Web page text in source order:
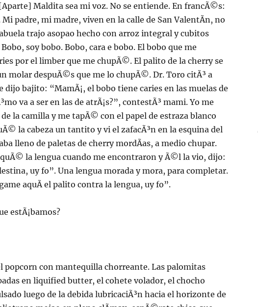
Maldita sea mi voz. No se entiende. En francÃ©s:
Mi padre, mi madre, viven en la calle de San ValentÃ­n, no
trajo asopao hecho con arroz integral y cubitos
soy bobo. Bobo, cara e bobo. El bobo que me
por el limber que me chupÃ©. El palito de la cherry se
molar despuÃ©s que me lo chupÃ©. Dr. Toro citÃ³ a
dijo bajito: “MamÃ¡, el bobo tiene caries en las muelas de
va a ser en las de atrÃ¡s?”, contestÃ³ mami. Yo me
la camilla y me tapÃ© con el papel de estraza blanco
la cabeza un tantito y vi el zafacÃ³n en la esquina del
lleno de paletas de cherry mordÃ­as, a medio chupar.
la lengua cuando me encontraron y Ã©l la vio, dijo:
uy fo”. Una lengua morada y mora, para completar.
aquÃ­ el palito contra la lengua, uy fo”.
estÃ¡bamos?
popcorn con mantequilla chorreante. Las palomitas
en liquified butter, el cohete volador, el chocho
luego de la debida lubricaciÃ³n hacia el horizonte de